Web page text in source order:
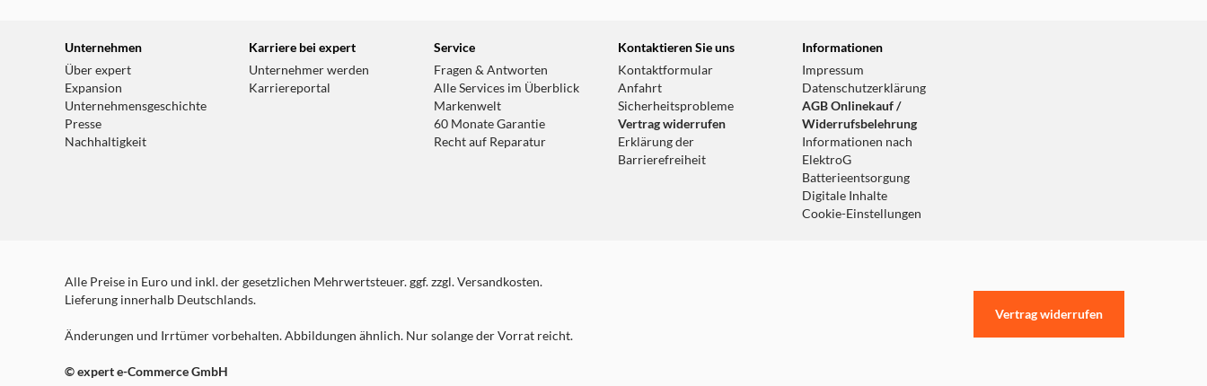
Unternehmen
Über expert
Expansion
Unternehmensgeschichte
Presse
Nachhaltigkeit
Karriere bei expert
Unternehmer werden
Karriereportal
Service
Fragen & Antworten
Alle Services im Überblick
Markenwelt
60 Monate Garantie
Recht auf Reparatur
Kontaktieren Sie uns
Kontaktformular
Anfahrt
Sicherheitsprobleme
Vertrag widerrufen
Erklärung der
Barrierefreiheit
Informationen
Impressum
Datenschutzerklärung
AGB Onlinekauf /
Widerrufsbelehrung
Informationen nach
ElektroG
Batterieentsorgung
Digitale Inhalte
Cookie-Einstellungen
Alle Preise in Euro und inkl. der gesetzlichen Mehrwertsteuer. ggf. zzgl. Versandkosten.
Lieferung innerhalb Deutschlands.
Änderungen und Irrtümer vorbehalten. Abbildungen ähnlich. Nur solange der Vorrat reicht.
© expert e-Commerce GmbH
Vertrag widerrufen